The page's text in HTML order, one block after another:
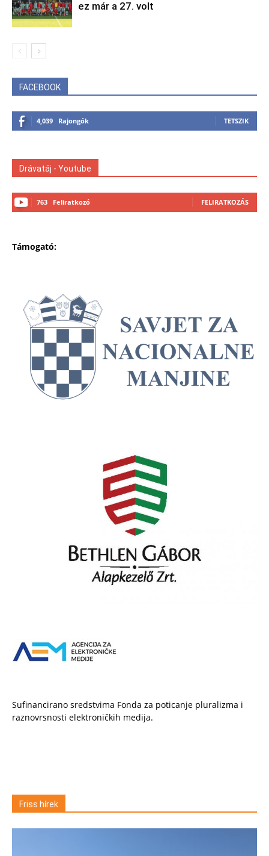
ez már a 27. volt
FACEBOOK
4,039 Rajongók TETSZIK
Drávatáj - Youtube
763 Feliratkozó FELIRATKOZÁS
Támogató:
Sufinancirano sredstvima Fonda za poticanje pluralizma i
raznovrsnosti elektroničkih medija.
Friss hírek